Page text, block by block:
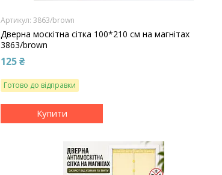
3863/brown
Дверна москітна сітка 100*210 см на магнітах
3863/brown
125 ₴
Готово до відправки
Купити